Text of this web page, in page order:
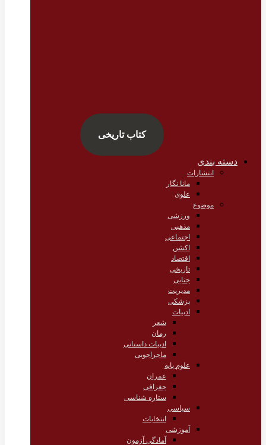
کتاب تاریخی
دسته بندی
انتشارات
مانا نگار
علوی
موضوع
ورزشی
مذهبی
اجتماعی
اکشن
اقتصاد
تاریخی
جنایی
مدیریت
پزشکی
ادبیات
شعر
رمان
ادبیات داستانی
ماجراجویی
علوم پایه
عمران
جغرافی
ستاره شناسی
سیاسی
انتخابات
آموزشی
آمادگی آزمون